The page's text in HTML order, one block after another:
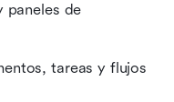
paneles de
tareas y flujos